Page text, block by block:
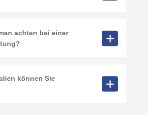
achten bei einer
können Sie